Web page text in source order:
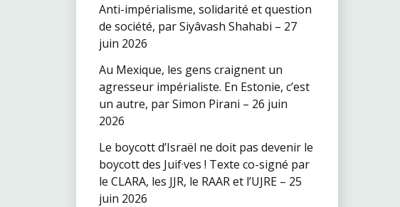
Anti-impérialisme, solidarité et question
de société, par Siyâvash Shahabi – 27
juin 2026
Au Mexique, les gens craignent un
agresseur impérialiste. En Estonie, c’est
un autre, par Simon Pirani – 26 juin
2026
Le boycott d’Israël ne doit pas devenir le
boycott des Juif·ves ! Texte co-signé par
le CLARA, les JJR, le RAAR et l’UJRE – 25
juin 2026